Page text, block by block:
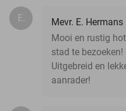
E.
Mevr. E. Hermans
Mooi en rustig
stad te bezoeken!
Uitgebreid en
aanrader!